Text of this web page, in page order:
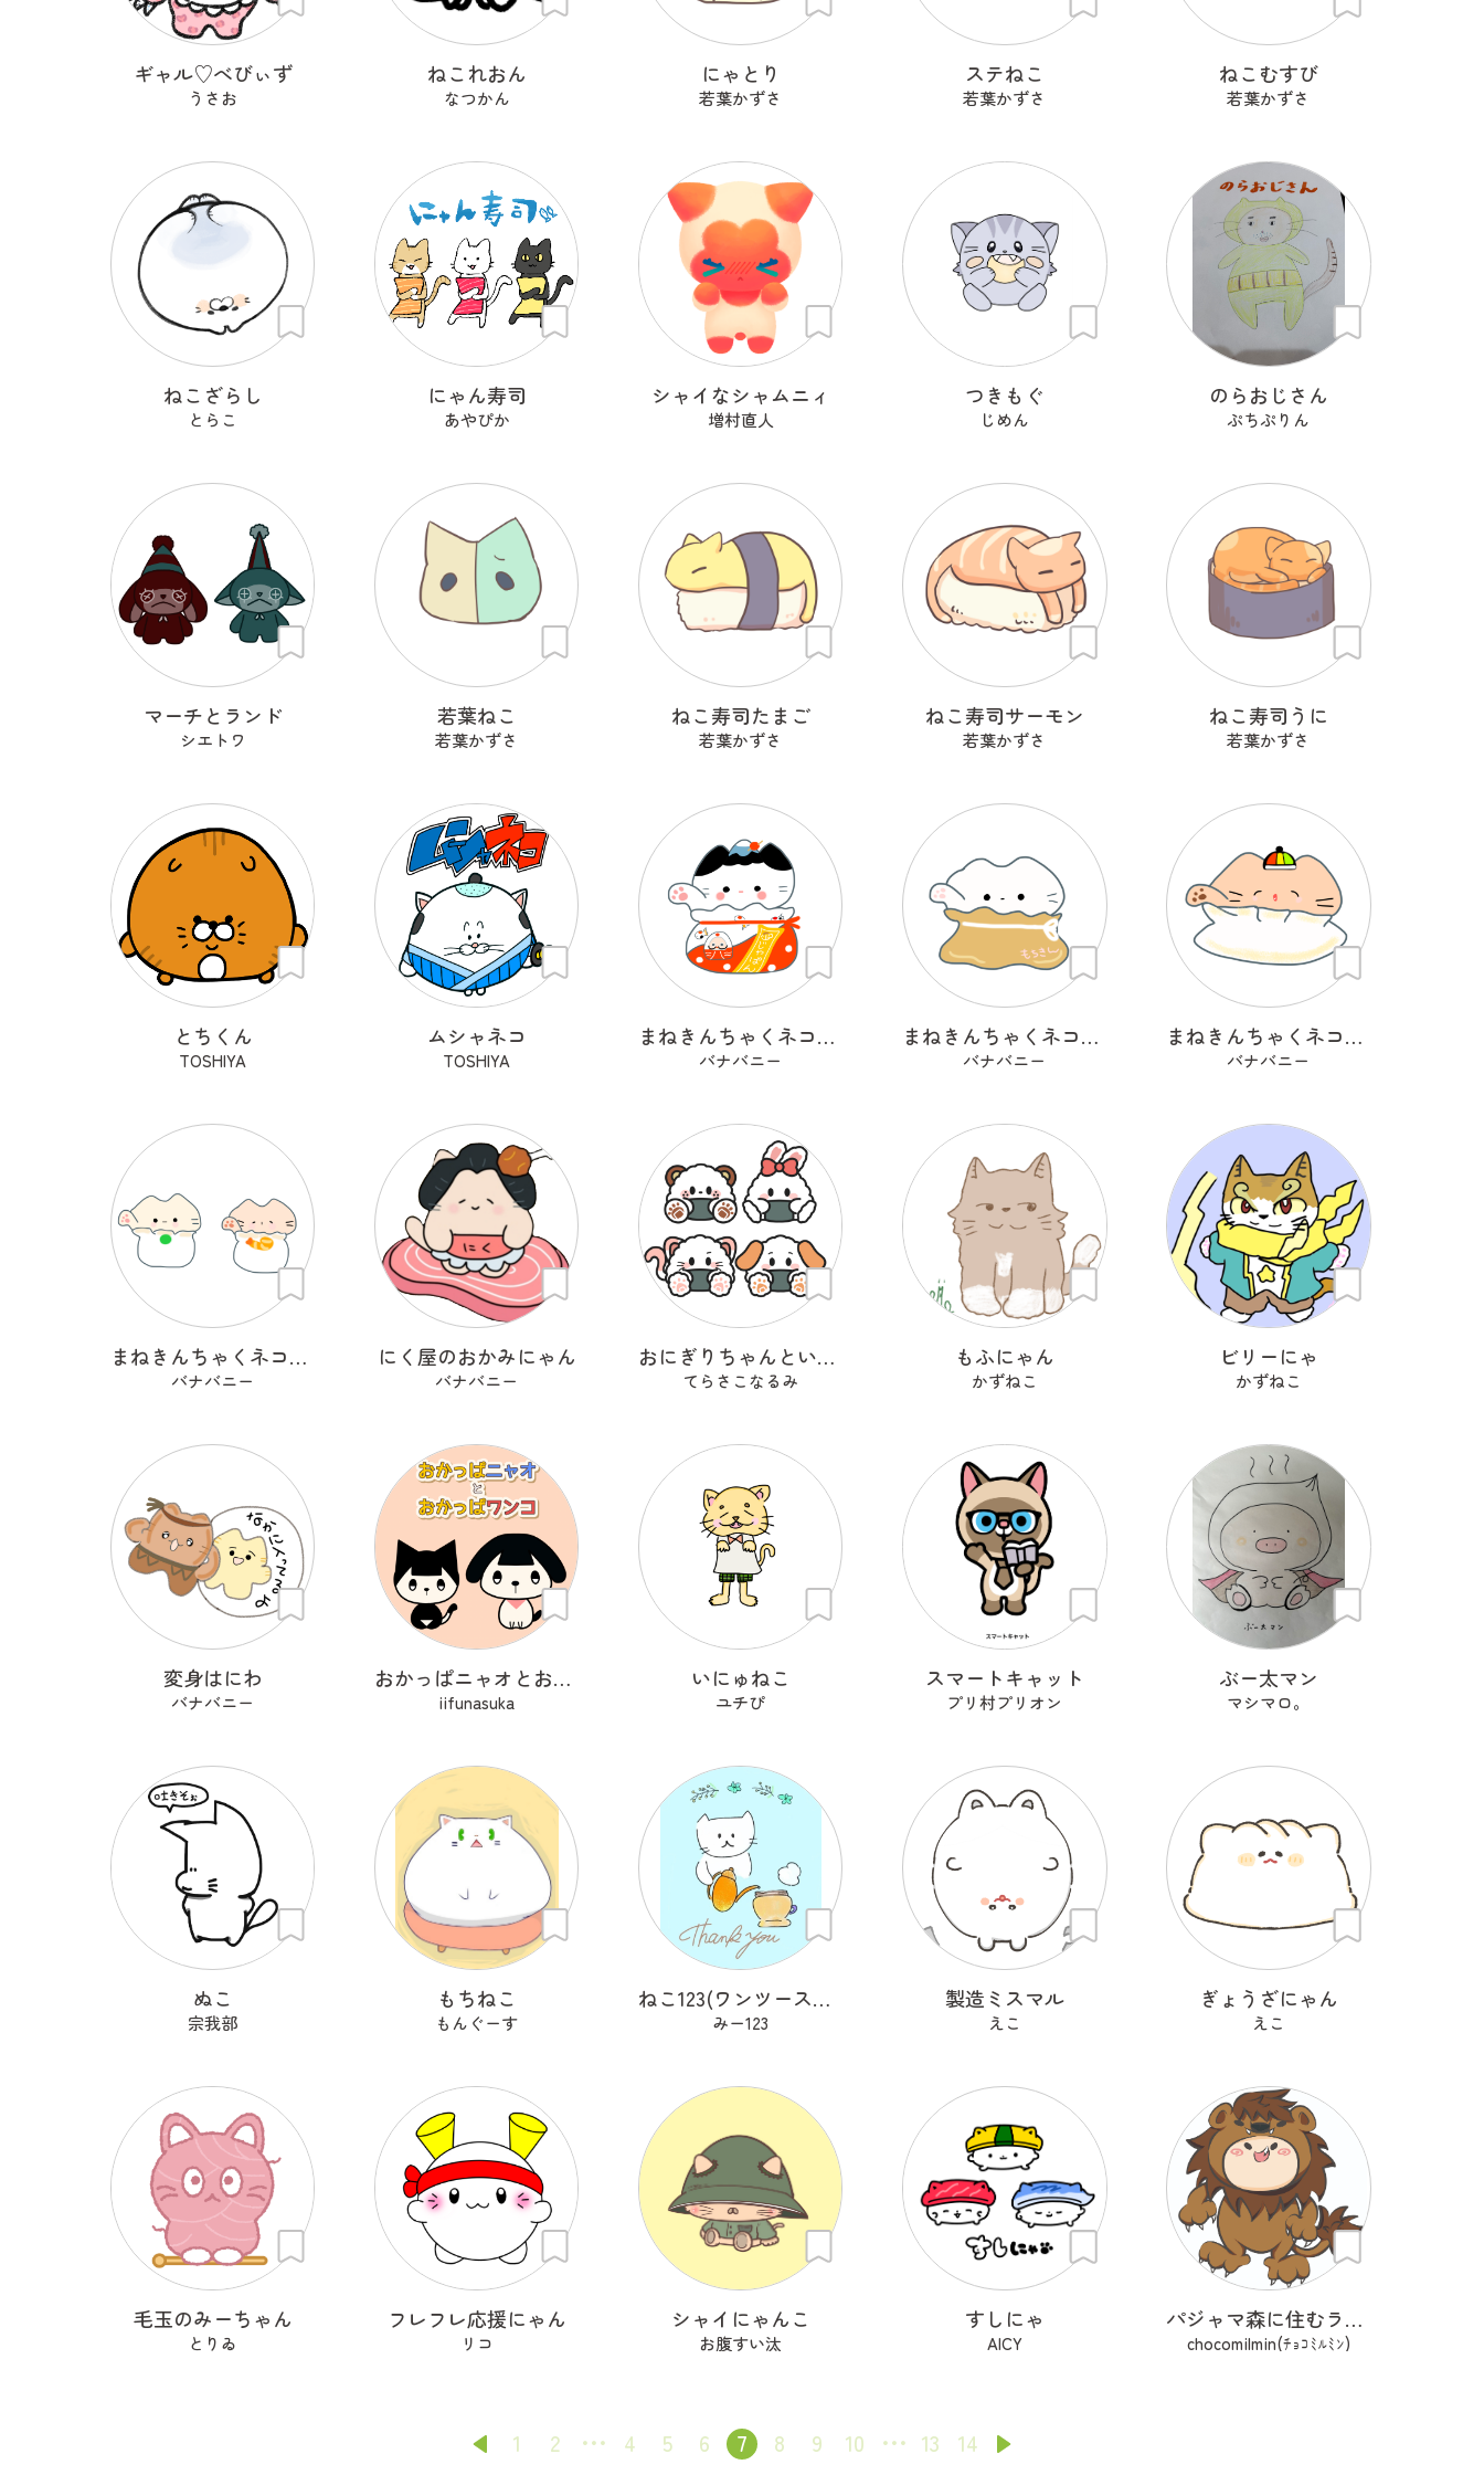
ギャル♡べびぃず
うさお
ねこれおん
なつかん
にゃとり
若葉かずさ
ステねこ
若葉かずさ
ねこむすび
若葉かずさ
ねこざらし
とらこ
にゃん寿司
あやぴか
シャイなシャムニィ
増村直人
つきもぐ
じめん
のらおじさん
ぷちぷりん
マーチとランド
シエトワ
若葉ねこ
若葉かずさ
ねこ寿司たまご
若葉かずさ
ねこ寿司サーモン
若葉かずさ
ねこ寿司うに
若葉かずさ
とちくん
TOSHIYA
ムシャネコ
TOSHIYA
まねきんちゃくネコ（和巾着）
バナバニー
まねきんちゃくネコ（餅巾着）
バナバニー
まねきんちゃくネコ（餃子巾着）
バナバニー
まねきんちゃくネコ（シュウマイ巾着）
バナバニー
にく屋のおかみにゃん
バナバニー
おにぎりちゃんといっしょ
てらさこなるみ
もふにゃん
かずねこ
ビリーにゃ
かずねこ
変身はにわ
バナバニー
おかっぱニャオとおかっぱワンコ
iifunasuka
いにゅねこ
ユチぴ
スマートキャット
プリ村プリオン
ぶー太マン
マシマロ。
ぬこ
宗我部
もちねこ
もんぐーす
ねこ123(ワンツースリー)
みー123
製造ミスマル
えこ
ぎょうざにゃん
えこ
毛玉のみーちゃん
とりゐ
フレフレ応援にゃん
リコ
シャイにゃんこ
お腹すい汰
すしにゃ
AICY
パジャマ森に住むライオン？のキング
chocomilmin(ﾁｮｺﾐﾙﾐﾝ)
1 2 4 5 6 7 8 9 10 13 14